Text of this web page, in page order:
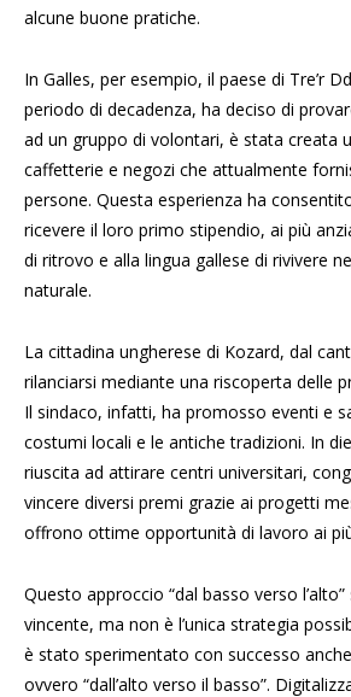
alcune buone pratiche.
In Galles, per esempio, il paese di Tre’r
periodo di decadenza, ha deciso di
ad un gruppo di volontari, è stata creata
caffetterie e negozi che attualmente
persone. Questa esperienza ha
ricevere il loro primo stipendio, ai più
di ritrovo e alla lingua gallese di rivivere
naturale.
La cittadina ungherese di Kozard, dal
rilanciarsi mediante una riscoperta delle
Il sindaco, infatti, ha promosso eventi e
costumi locali e le antiche tradizioni. In
riuscita ad attirare centri universitari,
vincere diversi premi grazie ai progetti
offrono ottime opportunità di lavoro ai
Questo approccio “dal basso verso
vincente, ma non è l’unica strategia
è stato sperimentato con successo
ovvero “dall’alto verso il basso”.